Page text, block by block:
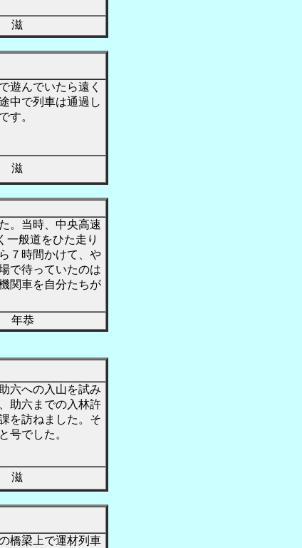
滋
遊んでいたら遠く
中で列車は通過し
す。
滋
。当時、中央高速
一般道をひた走り
７時間かけて、や
で待っていたのは
関車を自分たちが
年恭
六への入山を試み
助六までの入林許
を訪ねました。そ
号でした。
滋
橋梁上で運材列車